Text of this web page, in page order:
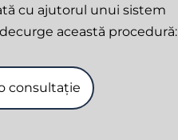
cu ajutorul unui sistem
această procedură:
consultație